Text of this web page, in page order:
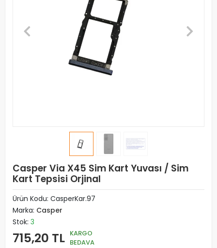
Casper Via X45 Sim Kart Yuvası / Sim
Kart Tepsisi Orjinal
Ürün Kodu: CasperKar.97
Marka: Casper
Stok: 3
715,20 TL KARGO
BEDAVA